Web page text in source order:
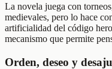
La novela juega con
medievales, pero lo hace
artificialidad del código
mecanismo que permite
Orden, deseo y